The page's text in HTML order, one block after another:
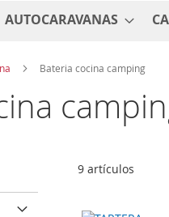
AUTOCARAVANAS
Bateria cocina camping
9 artículos